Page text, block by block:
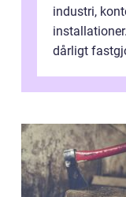
industri,
dårligt